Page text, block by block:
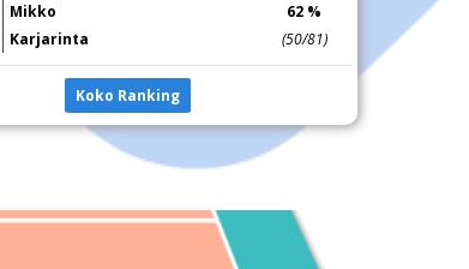
Mikko
Karjarinta
62 %
(50/81)
Koko Ranking